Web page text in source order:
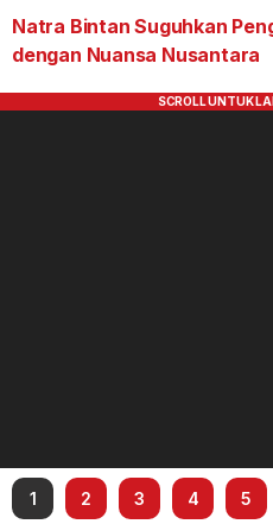
Natra Bintan Suguhkan
dengan Nuansa Nusantara
1 2 3 4 5